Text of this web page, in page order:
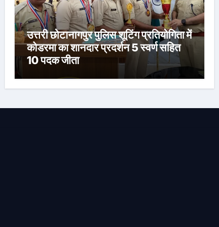
उत्तरी छोटानागपुर पुलिस शूटिंग प्रतियोगिता में
कोडरमा का शानदार प्रदर्शन 5 स्वर्ण सहित
10 पदक जीता